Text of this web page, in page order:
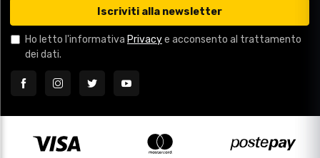
Iscriviti alla newsletter
Ho letto l'informativa Privacye acconsento al trattamento
dei dati.